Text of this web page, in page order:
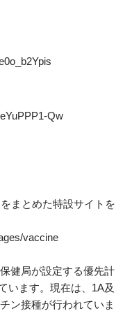
Qw
まとめた特設サイトを
vaccine
健局が設定する優先計
います。現在は、1A及
ン接種が行われていま